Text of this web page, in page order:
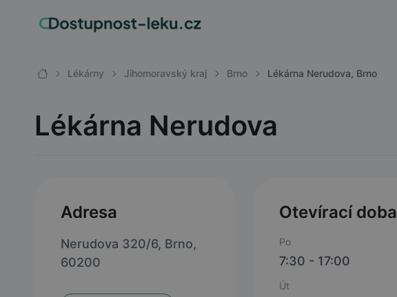
Lékárny Jihomoravský kraj Brno Lékárna Nerudova, Brno
Lékárna Nerudova
Adresa
Nerudova 320/6, Brno,
60200
Otevírací doba
Po
7:30 - 17:00
Út